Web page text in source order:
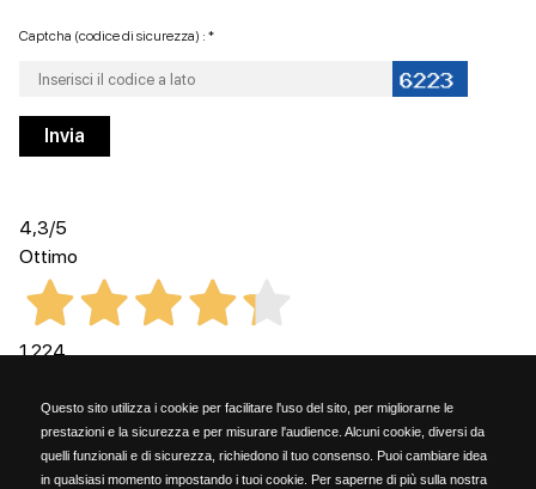
Questo sito utilizza i cookie per facilitare l'uso del sito, per migliorarne le
prestazioni e la sicurezza e per misurare l'audience. Alcuni cookie, diversi da
quelli funzionali e di sicurezza, richiedono il tuo consenso. Puoi cambiare idea
in qualsiasi momento impostando i tuoi cookie. Per saperne di più sulla nostra
Captcha (codice di sicurezza) : *
4,3/5
Ottimo
1.224